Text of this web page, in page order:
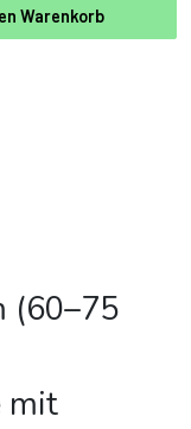
Warenkorb
(60–75
mit